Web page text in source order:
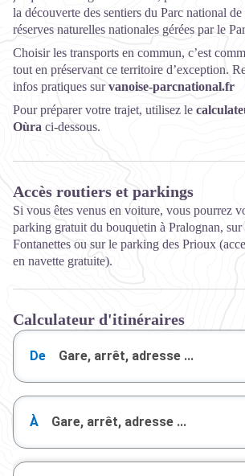
la découverte des sentiers du Parc national
réserves naturelles nationales gérées par le
Choisir les transports en commun, c’est
tout en préservant ce territoire d’exception.
infos pratiques survanoise-parcnational.fr
Pour préparer votre trajet, utilisez le
Oùra ci-dessous.
Accès routiers et parkings
Si vous êtes venus en voiture, vous pourrez
parking gratuit du bouquetin à Pralognan,
Fontanettes ou sur le parking des Prioux
en navette gratuite).
Calculateur d'itinéraires
De
À